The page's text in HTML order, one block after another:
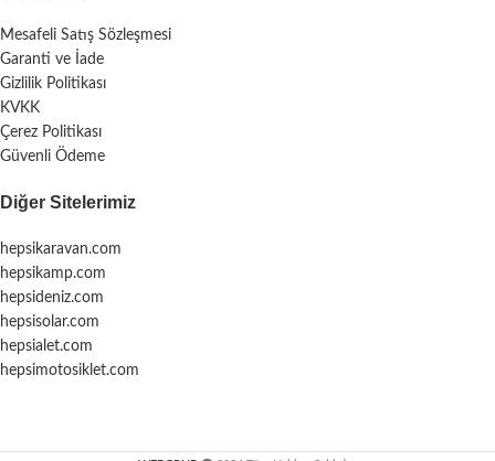
Mesafeli Satış Sözleşmesi
Garanti ve İade
Gizlilik Politikası
KVKK
Çerez Politikası
Güvenli Ödeme
Diğer Sitelerimiz
hepsikaravan.com
hepsikamp.com
hepsideniz.com
hepsisolar.com
hepsialet.com
hepsimotosiklet.com